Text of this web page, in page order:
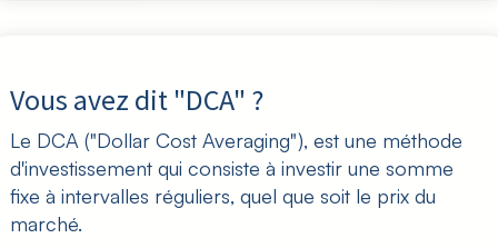
Vous avez dit "DCA" ?
Le DCA ("Dollar Cost Averaging"), est une méthode
d'investissement qui consiste à investir une somme
fixe à intervalles réguliers, quel que soit le prix du
marché.